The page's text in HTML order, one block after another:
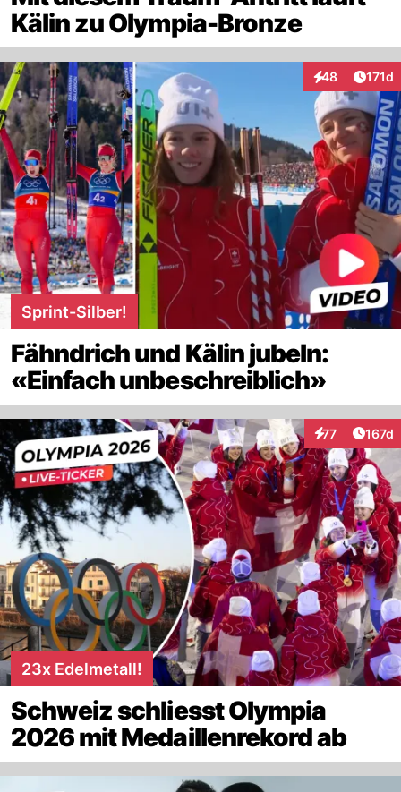
Kälin zu Olympia-Bronze
48
Interaktionen
171d
Sprint-Silber!
Fähndrich und Kälin jubeln:
«Einfach unbeschreiblich»
77
Interaktionen
167d
23x Edelmetall!
Schweiz schliesst Olympia
2026 mit Medaillenrekord ab